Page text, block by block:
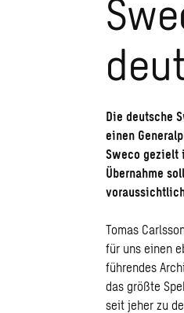
Die deutsche
einen
Sweco gezielt
Übernahme
Tomas
für uns einen
führendes
das größte
seit jeher zu